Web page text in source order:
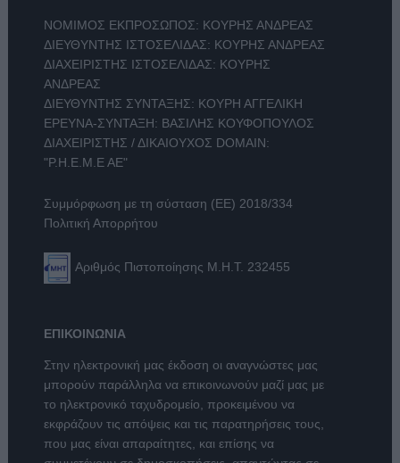
ΝΟΜΙΜΟΣ ΕΚΠΡΟΣΩΠΟΣ: ΚΟΥΡΗΣ ΑΝΔΡΕΑΣ
ΔΙΕΥΘΥΝΤΗΣ ΙΣΤΟΣΕΛΙΔΑΣ: ΚΟΥΡΗΣ ΑΝΔΡΕΑΣ
ΔΙΑΧΕΙΡΙΣΤΗΣ ΙΣΤΟΣΕΛΙΔΑΣ: ΚΟΥΡΗΣ
ΑΝΔΡΕΑΣ
ΔΙΕΥΘΥΝΤΗΣ ΣΥΝΤΑΞΗΣ: ΚΟΥΡΗ ΑΓΓΕΛΙΚΗ
ΕΡΕΥΝΑ-ΣΥΝΤΑΞΗ: ΒΑΣΙΛΗΣ ΚΟΥΦΟΠΟΥΛΟΣ
ΔΙΑΧΕΙΡΙΣΤΗΣ / ΔΙΚΑΙΟΥΧΟΣ DOMAIN:
"Ρ.Η.Ε.Μ.Ε ΑΕ"
Συμμόρφωση με τη σύσταση (ΕΕ) 2018/334
Πολιτική Απορρήτου
Αριθμός Πιστοποίησης Μ.Η.Τ. 232455
ΕΠΙΚΟΙΝΩΝΙΑ
Στην ηλεκτρονική μας έκδοση οι αναγνώστες μας
μπορούν παράλληλα να επικοινωνούν μαζί μας με
το ηλεκτρονικό ταχυδρομείο, προκειμένου να
εκφράζουν τις απόψεις και τις παρατηρήσεις τους,
που μας είναι απαραίτητες, και επίσης να